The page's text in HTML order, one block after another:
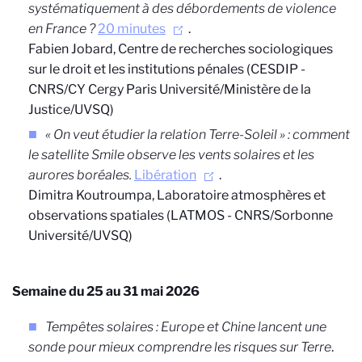
systématiquement à des débordements de violence
en France ?20 minutes
.
Fabien Jobard, Centre de recherches sociologiques
sur le droit et les institutions pénales (CESDIP -
CNRS/CY Cergy Paris Université/Ministère de la
Justice/UVSQ)
« On veut étudier la relation Terre-Soleil » : comment
le satellite Smile observe les vents solaires et les
aurores boréales. Libération
.
Dimitra Koutroumpa, Laboratoire atmosphères et
observations spatiales (LATMOS - CNRS/Sorbonne
Université/UVSQ)
Semaine du 25 au 31 mai 2026
Tempêtes solaires : Europe et Chine lancent une
sonde pour mieux comprendre les risques sur Terre.